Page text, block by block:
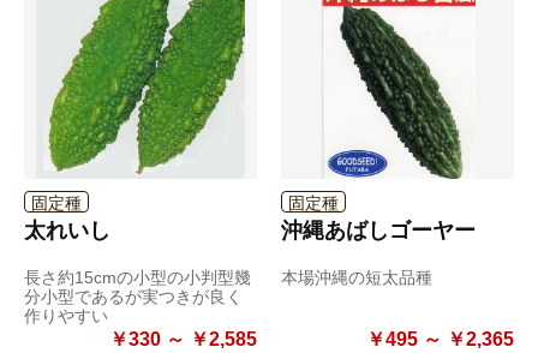
固定種
太れいし
長さ約15cmの小型の小判型幾
分小型であるが実つきが良く
作りやすい
￥330 ～ ￥2,585
固定種
沖縄あばしゴーヤー
本場沖縄の短太品種
￥495 ～ ￥2,365